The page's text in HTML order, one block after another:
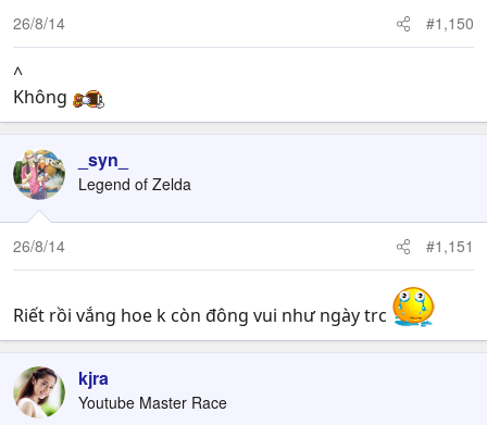
26/8/14 #1,150
^
Không
_syn_
Legend of Zelda
26/8/14 #1,151
Riết rồi vắng hoe k còn đông vui như ngày trc
kjra
Youtube Master Race